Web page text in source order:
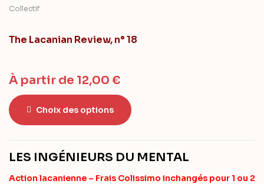
Collectif
The Lacanian Review, n° 18
À partir de 12,00 €
Choix des options
LES INGÉNIEURS DU MENTAL
Action lacanienne – Frais Colissimo inchangés pour 1 ou 2